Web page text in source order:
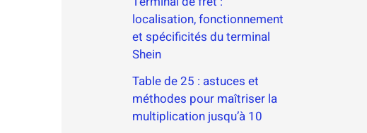
localisation, fonctionnement
et spécificités du terminal
Shein
Table de 25 : astuces et
méthodes pour maîtriser la
multiplication jusqu’à 10